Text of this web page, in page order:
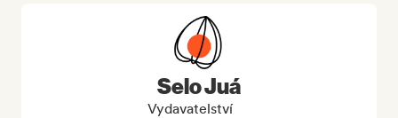
Selo Juá
Vydavatelství